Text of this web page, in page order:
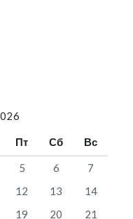
Пт Сб Вс
5 6
7
12 13
14
19 20
21